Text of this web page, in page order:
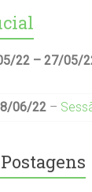
22 – 27/05/
06/22 –